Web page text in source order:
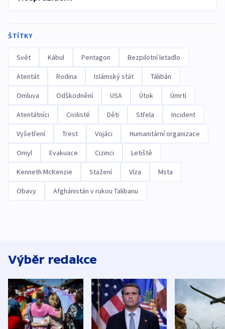
ŠTÍTKY
Svět Kábul Pentagon Bezpilotní letadlo
Atentát Rodina Islámský stát Tálibán
Omluva Odškodnění USA Útok Úmrtí
Atentátníci Civilisté Děti Střela Incident
Vyšetření Trest Vojáci Humanitární organizace
Omyl Evakuace Cizinci Letiště
Kenneth McKenzie Stažení Víza Msta
Obavy Afghánistán v rukou Talibanu
Výběr redakce